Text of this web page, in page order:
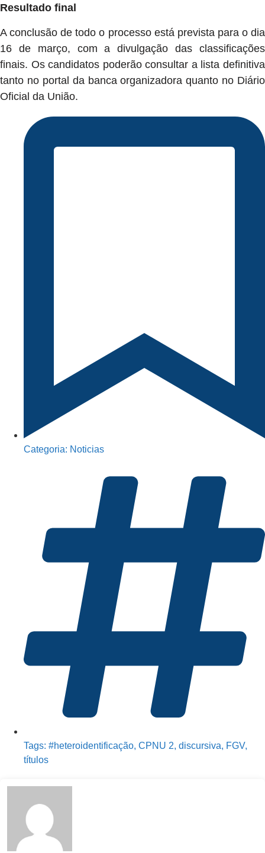
Resultado final
A conclusão de todo o processo está prevista para o dia
16 de março, com a divulgação das classificações
finais. Os candidatos poderão consultar a lista definitiva
tanto no portal da banca organizadora quanto no Diário
Oficial da União.
Categoria: Noticias
Tags: #heteroidentificação, CPNU 2, discursiva, FGV,
títulos